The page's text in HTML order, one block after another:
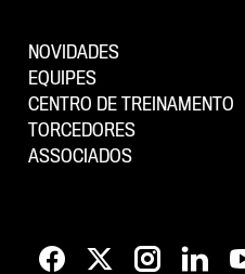
NOVIDADES
EQUIPES
CENTRO DE TREINAMENTO
TORCEDORES
ASSOCIADOS